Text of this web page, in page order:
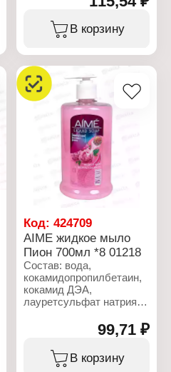
ароматизатор, ДМДМ
гидантоин, экстракт
листьев базилика,
Характеристики:
Производитель: Шанте
Торговая марка: AIME
Тип товара: Жидкое
Название: "Арома"
Объем: 300 мл
В корзину
Код:424709
AIME жидкое мыло
Пион 700мл *8 01218
Состав: вода,
кокамидопропилбетаин,
кокамид ДЭА,
лауретсульфат натрия
натрия (и) олетсульфат
натрия, лауретсульфат
натрия, хлорид натрия,
каприлил/каприл,
99,71 ₽
В корзину